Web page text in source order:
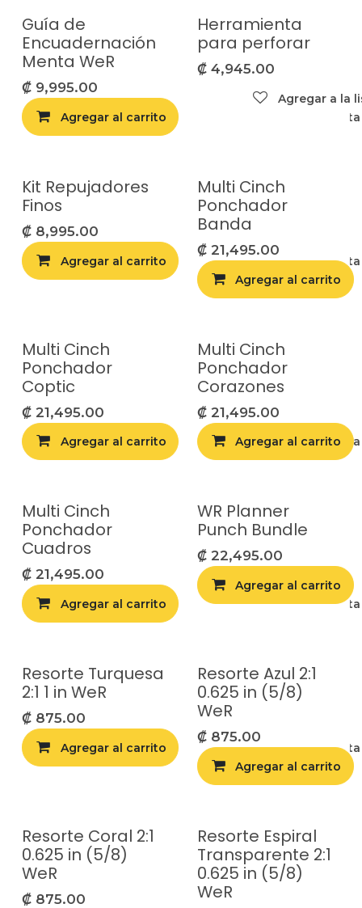
Guía de
Encuadernación
Menta WeR
₡ 9,995.00
Agregar al carrito Agregar a la
Herramienta
para perforar
₡ 4,945.00
Agregar a la
Kit Repujadores
Finos
₡ 8,995.00
Agregar al carrito Agregar a la
Multi Cinch
Ponchador
Banda
₡ 21,495.00
Agregar al carrito
Multi Cinch
Ponchador
Coptic
₡ 21,495.00
Agregar al carrito Agregar a la
Multi Cinch
Ponchador
Corazones
₡ 21,495.00
Agregar al carrito
Multi Cinch
Ponchador
Cuadros
₡ 21,495.00
Agregar al carrito Agregar a la
WR Planner
Punch Bundle
₡ 22,495.00
Agregar al carrito
Resorte Turquesa
2:1 1 in WeR
₡ 875.00
Agregar al carrito Agregar a la
Resorte Azul 2:1
0.625 in (5/8)
WeR
₡ 875.00
Agregar al carrito
Resorte Coral 2:1
0.625 in (5/8)
WeR
₡ 875.00
Resorte Espiral
Transparente 2:1
0.625 in (5/8)
WeR